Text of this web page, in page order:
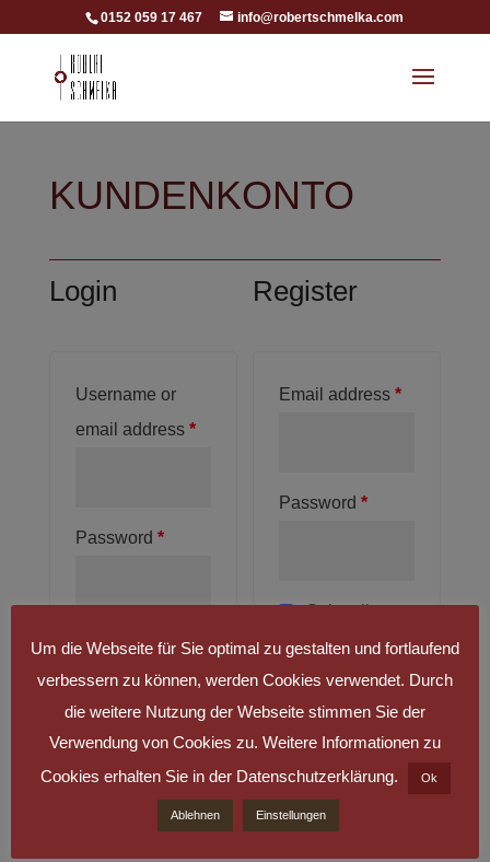
0152 059 17 467 info@robertschmelka.com
KUNDENKONTO
Login
Username or
email address *
Password *
Remember
me
Lost your
Register
Email address*
Password*
Subscribe to
our newsletter
eröffnen und
akzeptiere die
Um die Webseite für Sie optimal zu gestalten und fortlaufend
verbessern zu können, werden Cookies verwendet. Durch
die weitere Nutzung der Webseite stimmen Sie der
Verwendung von Cookies zu. Weitere Informationen zu
Cookies erhalten Sie in der Datenschutzerklärung.
Ok
Ablehnen Einstellungen